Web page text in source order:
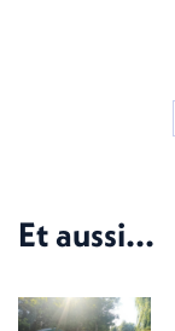
Et aussi...